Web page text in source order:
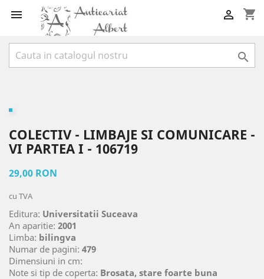
 shopping_cart


COLECTIV - LIMBAJE SI COMUNICARE -
VI PARTEA I - 106719
29,00 RON
cu TVA
Editura: Universitatii Suceava
An aparitie: 2001
Limba: bilingva
Numar de pagini: 479
Dimensiuni in cm:
Note si tip de coperta: Brosata, stare foarte buna